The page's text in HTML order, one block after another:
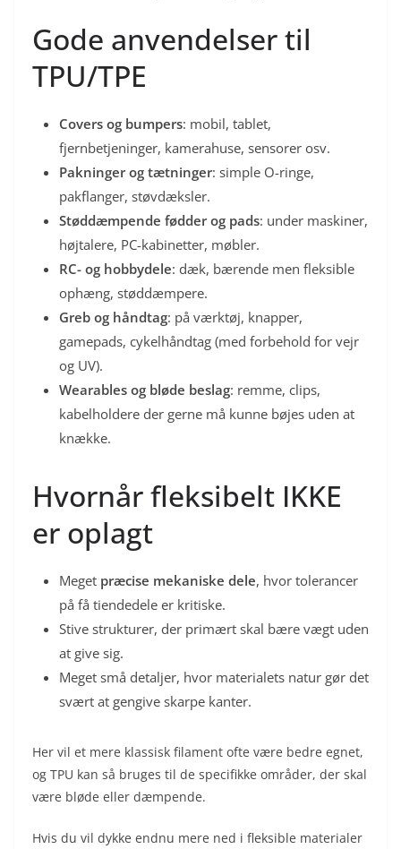
Gode anvendelser til
TPU/TPE
Covers og bumpers: mobil, tablet,
fjernbetjeninger, kamerahuse, sensorer osv.
Pakninger og tætninger: simple O-ringe,
pakflanger, støvdæksler.
Støddæmpende fødder og pads: under maskiner,
højtalere, PC-kabinetter, møbler.
RC- og hobbydele: dæk, bærende men fleksible
ophæng, støddæmpere.
Greb og håndtag: på værktøj, knapper,
gamepads, cykelhåndtag (med forbehold for vejr
og UV).
Wearables og bløde beslag: remme, clips,
kabelholdere der gerne må kunne bøjes uden at
knække.
Hvornår fleksibelt IKKE
er oplagt
Meget præcise mekaniske dele, hvor tolerancer
på få tiendedele er kritiske.
Stive strukturer, der primært skal bære vægt uden
at give sig.
Meget små detaljer, hvor materialets natur gør det
svært at gengive skarpe kanter.
Her vil et mere klassisk filament ofte være bedre egnet,
og TPU kan så bruges til de specifikke områder, der skal
være bløde eller dæmpende.
Hvis du vil dykke endnu mere ned i fleksible materialer